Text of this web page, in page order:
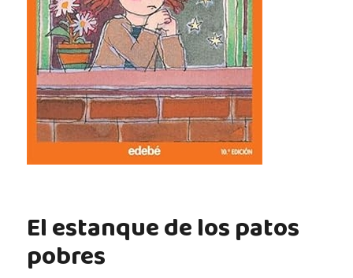
El estanque de los patos
pobres